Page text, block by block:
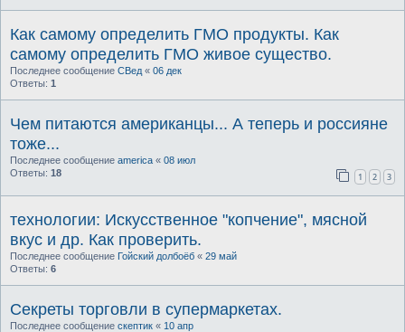
Как самому определить ГМО продукты. Как
самому определить ГМО живое существо.
Последнее сообщение СВед « 06 дек
Ответы: 1
Чем питаются американцы... А теперь и россияне
тоже...
Последнее сообщение america « 08 июл
Ответы: 18 1 2 3
технологии: Искусственное "копчение", мясной
вкус и др. Как проверить.
Последнее сообщение Гойский долбоёб « 29 май
Ответы: 6
Секреты торговли в супермаркетах.
Последнее сообщение скептик « 10 апр